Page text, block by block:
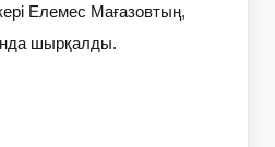
Елемес Мағазовтың,
шырқалды.